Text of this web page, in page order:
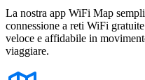
La nostra app WiFi Map
connessione a reti WiFi
veloce e affidabile in
viaggiare.